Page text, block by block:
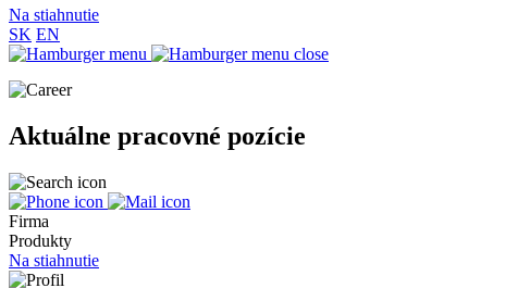
Na stiahnutie
SK EN
Aktuálne pracovné pozície
Firma
Produkty
Na stiahnutie